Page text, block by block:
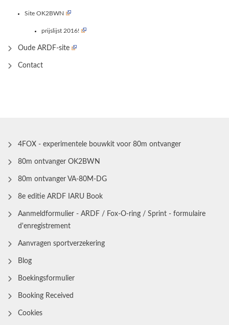
Site OK2BWN
prijslijst 2016!
Oude ARDF-site
Contact
4FOX - experimentele bouwkit voor 80m ontvanger
80m ontvanger OK2BWN
80m ontvanger VA-80M-DG
8e editie ARDF IARU Book
Aanmeldformulier - ARDF / Fox-O-ring / Sprint - formulaire
d'enregistrement
Aanvragen sportverzekering
Blog
Boekingsformulier
Booking Received
Cookies